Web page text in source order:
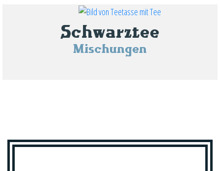
Schwarztee
Mischungen